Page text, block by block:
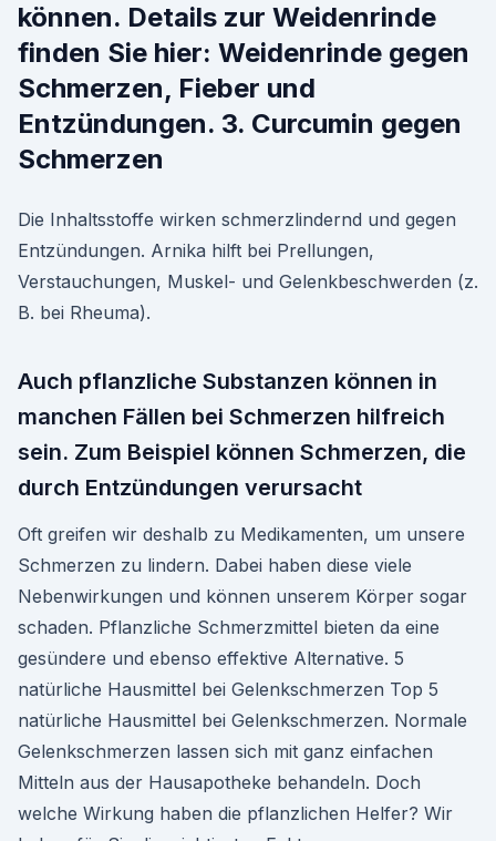
können. Details zur Weidenrinde
finden Sie hier: Weidenrinde gegen
Schmerzen, Fieber und
Entzündungen. 3. Curcumin gegen
Schmerzen
Die Inhaltsstoffe wirken schmerzlindernd und gegen
Entzündungen. Arnika hilft bei Prellungen,
Verstauchungen, Muskel- und Gelenkbeschwerden (z.
B. bei Rheuma).
Auch pflanzliche Substanzen können in
manchen Fällen bei Schmerzen hilfreich
sein. Zum Beispiel können Schmerzen, die
durch Entzündungen verursacht
Oft greifen wir deshalb zu Medikamenten, um unsere
Schmerzen zu lindern. Dabei haben diese viele
Nebenwirkungen und können unserem Körper sogar
schaden. Pflanzliche Schmerzmittel bieten da eine
gesündere und ebenso effektive Alternative. 5
natürliche Hausmittel bei Gelenkschmerzen Top 5
natürliche Hausmittel bei Gelenkschmerzen. Normale
Gelenkschmerzen lassen sich mit ganz einfachen
Mitteln aus der Hausapotheke behandeln. Doch
welche Wirkung haben die pflanzlichen Helfer? Wir